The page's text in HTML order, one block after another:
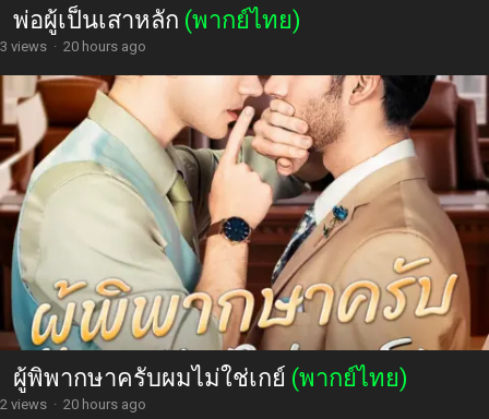
พ่อผู้เป็นเสาหลัก (พากย์ไทย)
3 views · 20 hours ago
ผู้พิพากษาครับผมไม่ใช่เกย์ (พากย์ไทย)
2 views · 20 hours ago